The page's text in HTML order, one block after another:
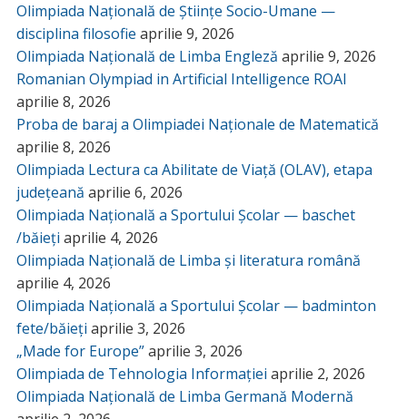
Olimpiada Națională de Științe Socio-Umane —
disciplina filosofie aprilie 9, 2026
Olimpiada Națională de Limba Engleză aprilie 9, 2026
Romanian Olympiad in Artificial Intelligence ROAI
aprilie 8, 2026
Proba de baraj a Olimpiadei Naționale de Matematică
aprilie 8, 2026
Olimpiada Lectura ca Abilitate de Viață (OLAV), etapa
județeană aprilie 6, 2026
Olimpiada Națională a Sportului Școlar — baschet
/băieți aprilie 4, 2026
Olimpiada Națională de Limba și literatura română
aprilie 4, 2026
Olimpiada Națională a Sportului Școlar — badminton
fete/băieți aprilie 3, 2026
„Made for Europe”aprilie 3, 2026
Olimpiada de Tehnologia Informației aprilie 2, 2026
Olimpiada Națională de Limba Germană Modernă